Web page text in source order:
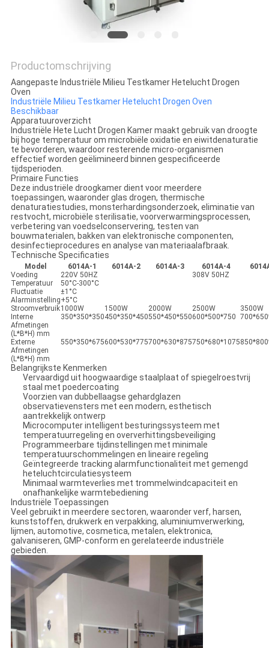
Productomschrijving
Aangepaste Industriële Milieu Testkamer Hetelucht Drogen
Oven
Industriële Milieu Testkamer Hetelucht Drogen Oven
Beschikbaar
Apparatuuroverzicht
Industriële Hete Lucht Drogen Kamer maakt gebruik van droogte
bij hoge temperatuur om microbiële oxidatie en eiwitdenaturatie
te bevorderen, waardoor resterende micro-organismen
effectief worden geëlimineerd binnen gespecificeerde
tijdsperioden.
Primaire Functies
Deze industriële droogkamer dient voor meerdere
toepassingen, waaronder glas drogen, thermische
denaturatiestudies, monsterhardingsonderzoek, eliminatie van
restvocht, microbiële sterilisatie, voorverwarmingsprocessen,
verbetering van voedselconservering, testen van
bouwmaterialen, bakken van elektronische componenten,
desinfectieprocedures en analyse van materiaalafbraak.
Technische Specificaties
Model 6014A-1 6014A-2 6014A-3 6014A-4
Voeding
220V 50HZ
308V 50HZ
Temperatuur
50°C-300°C
Fluctuatie
±1°C
Alarminstelling+5°C
Stroomverbruik1000W 1500W 2000W 2500W
3500W
Interne
Afmetingen
(L*B*H) mm
350*350*350450*350*450550*450*550600*500*750
Externe
Afmetingen
(L*B*H) mm
550*350*675600*530*775700*630*875750*680*1075
Belangrijkste Kenmerken
Vervaardigd uit hoogwaardige staalplaat of spiegelroestvrij
staal met poedercoating
Voorzien van dubbellaagse gehardglazen
observatievensters met een modern, esthetisch
aantrekkelijk ontwerp
Microcomputer intelligent besturingssysteem met
temperatuurregeling en oververhittingsbeveiliging
Programmeerbare tijdinstellingen met minimale
temperatuurschommelingen en lineaire regeling
Geïntegreerde tracking alarmfunctionaliteit met gemengd
heteluchtcirculatiesysteem
Minimaal warmteverlies met trommelwindcapaciteit en
onafhankelijke warmtebediening
Industriële Toepassingen
Veel gebruikt in meerdere sectoren, waaronder verf, harsen,
kunststoffen, drukwerk en verpakking, aluminiumverwerking,
lijmen, automotive, cosmetica, metalen, elektronica,
galvaniseren, GMP-conform en gerelateerde industriële
gebieden.